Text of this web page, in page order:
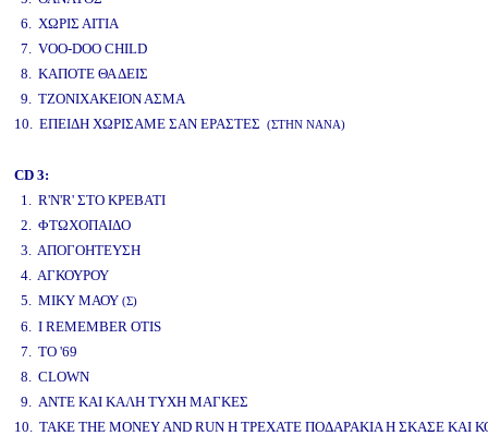
6. ΧΩΡΙΣ ΑΙΤΙΑ
7. VOO-DOO CHILD
8. ΚΑΠΟΤΕ ΘΑ ΔΕΙΣ
9. ΤΖΟΝΙΧΑΚΕΙΟΝ ΑΣΜΑ
10. ΕΠΕΙΔΗ ΧΩΡΙΣΑΜΕ ΣΑΝ ΕΡΑΣΤΕΣ (ΣΤΗΝ ΝΑΝΑ)
CD 3:
1. R'N'R' ΣΤΟ ΚΡΕΒΑΤΙ
2. ΦΤΩΧΟΠΑΙΔΟ
3. ΑΠΟΓΟΗΤΕΥΣΗ
4. ΑΓΚΟΥΡΟΥ
5. ΜΙΚΥ ΜΑΟΥ (Σ)
6. I REMEMBER OTIS
7. ΤΟ '69
8. CLOWN
9. ΑΝΤΕ ΚΑΙ ΚΑΛΗ ΤΥΧΗ ΜΑΓΚΕΣ
10. TAKE THE MONEY AND RUN Η ΤΡΕΧΑΤΕ ΠΟΔΑΡΑΚΙΑ Η ΣΚΑΣΕ ΚΑΙ